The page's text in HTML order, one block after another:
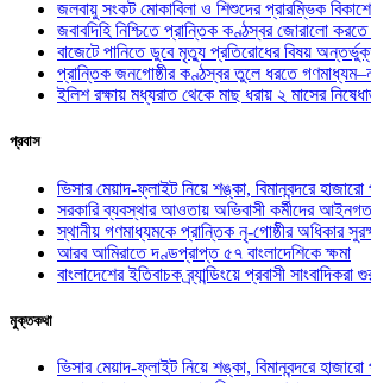
জলবায়ু সংকট মোকাবিলা ও শিশুদের প্রারম্ভিক
জবাবদিহি নিশ্চিতে প্রান্তিক কণ্ঠস্বর জোরালো
বাজেটে পানিতে ডুবে মৃত্যু প্রতিরোধের বিষয়
প্রান্তিক জনগোষ্ঠীর কণ্ঠস্বর তুলে ধরতে
ইলিশ রক্ষায় মধ্যরাত থেকে মাছ ধরায় ২ মাসের
প্রবাস
ভিসার মেয়াদ-ফ্লাইট নিয়ে শঙ্কা, বিমানবন্দরে হাজারো
সরকারি ব্যবস্থার আওতায় অভিবাসী কর্মীদের
স্থানীয় গণমাধ্যমকে প্রান্তিক নৃ-গোষ্ঠীর অধিকার
আরব আমিরাতে দণ্ডপ্রাপ্ত ৫৭ বাংলাদেশিকে ক্ষমা
বাংলাদেশের ইতিবাচক ব্র্যান্ডিংয়ে প্রবাসী
মুক্তকথা
ভিসার মেয়াদ-ফ্লাইট নিয়ে শঙ্কা, বিমানবন্দরে হাজারো